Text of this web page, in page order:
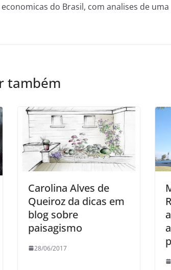
do Brasil, com analises de
também
Carolina Alves de
Queiroz da dicas em
blog sobre
paisagismo
28/06/2017